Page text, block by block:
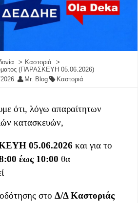
Καστοριά
(ΠΑΡΑΣΚΕΥΗ 05.06.2026)
Mr. Blog Καστοριά
ότι, λόγω απαραίτητων
κατασκευών,
05.06.2026 και για το
έως 10:00 θα
στο Δ/Δ Καστοριάς